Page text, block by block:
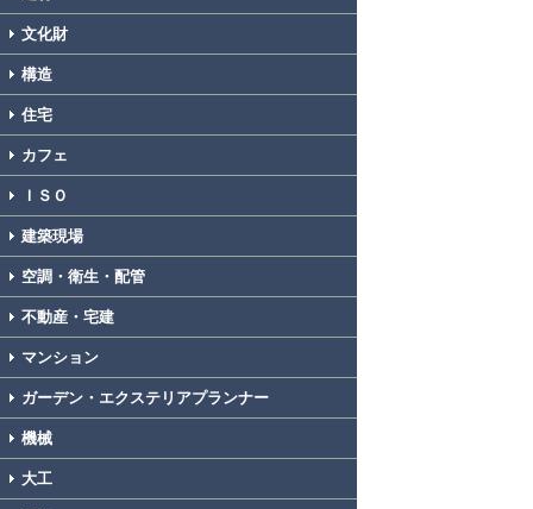
文化財
構造
住宅
カフェ
ＩＳＯ
建築現場
空調・衛生・配管
不動産・宅建
マンション
ガーデン・エクステリアプランナー
機械
大工